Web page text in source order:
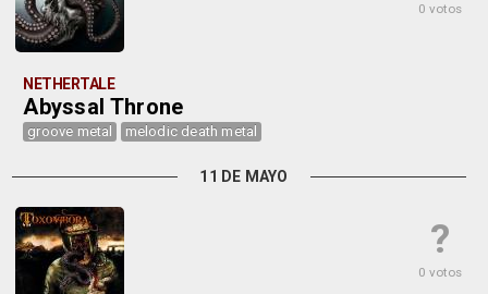
0 votos
NETHERTALE
Abyssal Throne
groove metal melodic death metal
11 DE MAYO
?
0 votos